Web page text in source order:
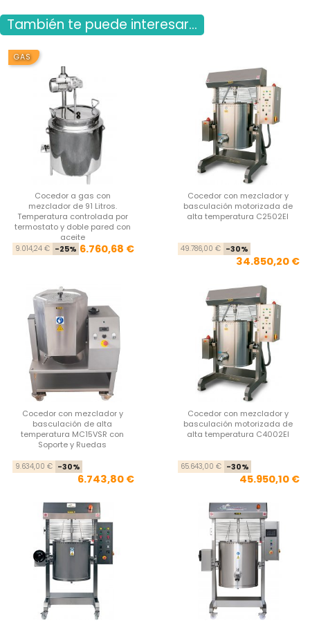
También te puede interesar...
GAS
Cocedor a gas con
mezclador de 91 Litros.
Temperatura controlada por
termostato y doble pared con
aceite
Precio base
9.014,24 € -25% Precio
6.760,68 €
Cocedor con mezclador y
basculación motorizada de
alta temperatura C2502EI
49.786,00 € -30%
34.850,20 €
Cocedor con mezclador y
basculación de alta
temperatura MC15VSR con
Soporte y Ruedas
Precio base
9.634,00 € -30%
6.743,80 €
Cocedor con mezclador y
basculación motorizada de
alta temperatura C4002EI
65.643,00 € -30%
45.950,10 €